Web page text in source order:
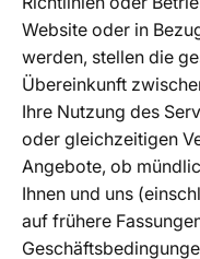
Website oder in
werden, stellen die
Übereinkunft
Ihre Nutzung des
oder gleichzeitigen
Angebote, ob
Ihnen und uns
auf frühere